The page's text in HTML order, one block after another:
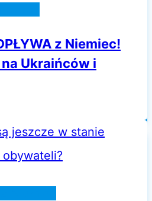
z Niemiec!
Ukraińców i